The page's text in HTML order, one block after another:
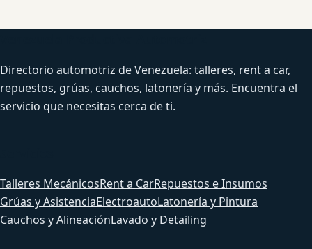
Directorio automotriz de Venezuela: talleres, rent a car,
repuestos, grúas, cauchos, latonería y más. Encuentra el
servicio que necesitas cerca de ti.
Talleres MecánicosRent a CarRepuestos e Insumos
Grúas y AsistenciaElectroautoLatonería y Pintura
Cauchos y AlineaciónLavado y Detailing